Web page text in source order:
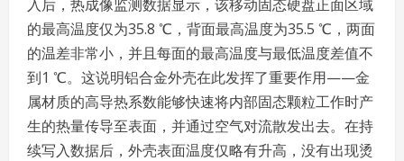
入后，热成像监测数据显示，该移动固态硬盘正面区域
的最高温度仅为35.8 ℃，背面最高温度为35.5 ℃，两面
的温差非常小，并且每面的最高温度与最低温度差值不
到1 ℃。这说明铝合金外壳在此发挥了重要作用——金
属材质的高导热系数能够快速将内部固态颗粒工作时产
生的热量传导至表面，并通过空气对流散发出去。在持
续写入数据后，外壳表面温度仅略有升高，没有出现烫